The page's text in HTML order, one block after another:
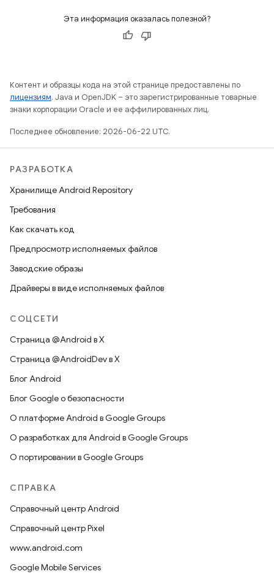
Эта информация оказалась полезной?
Контент и образцы кода на этой странице предоставлены по
лицензиям. Java и OpenJDK – это зарегистрированные товарные
знаки корпорации Oracle и ее аффилированных лиц.
Последнее обновление: 2026-06-22 UTC.
РАЗРАБОТКА
Хранилище Android Repository
Требования
Как скачать код
Предпросмотр исполняемых файлов
Заводские образы
Драйверы в виде исполняемых файлов
СОЦСЕТИ
Страница @Android в X
Страница @AndroidDev в X
Блог Android
Блог Google о безопасности
О платформе Android в Google Groups
О разработках для Android в Google Groups
О портировании в Google Groups
СПРАВКА
Справочный центр Android
Справочный центр Pixel
www.android.com
Google Mobile Services